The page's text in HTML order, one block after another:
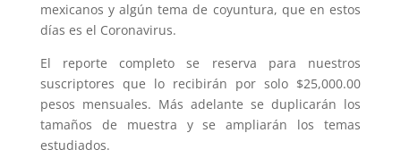
mexicanos y algún tema de coyuntura, que en estos
días es el Coronavirus.
El reporte completo se reserva para nuestros
suscriptores que lo recibirán por solo $25,000.00
pesos mensuales. Más adelante se duplicarán los
tamaños de muestra y se ampliarán los temas
estudiados.